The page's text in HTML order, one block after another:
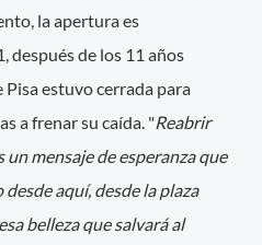
la apertura es
después de los 11 años
estuvo cerrada para
a frenar su caída. "Reabrir
mensaje de esperanza que
aquí, desde la plaza
belleza que salvará al